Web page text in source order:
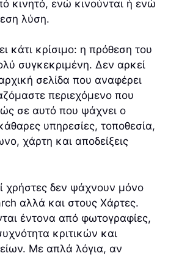
κινητό, ενώ κινούνται ή ενώ
λύση.
κάτι κρίσιμο: η πρόθεση του
συγκεκριμένη. Δεν αρκεί
σελίδα που αναφέρει
περιεχόμενο που
σε αυτό που ψάχνει ο
υπηρεσίες, τοποθεσία,
χάρτη και αποδείξεις
χρήστες δεν ψάχνουν μόνο
αλλά και στους Χάρτες.
έντονα από φωτογραφίες,
κριτικών και
Με απλά λόγια, αν